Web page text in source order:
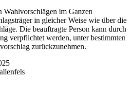
im Ganzen
in gleicher Weise wie über die
Die beauftragte Person kann durch
verpflichtet werden, unter bestimmten
zurückzunehmen.
Stadt Wallenfels